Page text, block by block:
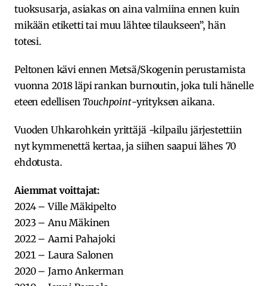
tuoksusarja, asiakas on aina valmiina ennen kuin
mikään etiketti tai muu lähtee tilaukseen”, hän
totesi.
Peltonen kävi ennen Metsä/Skogenin perustamista
vuonna 2018 läpi rankan burnoutin, joka tuli hänelle
eteen edellisen Touchpoint-yrityksen aikana.
Vuoden Uhkarohkein yrittäjä -kilpailu järjestettiin
nyt kymmenettä kertaa, ja siihen saapui lähes 70
ehdotusta.
Aiemmat voittajat:
2024 – Ville Mäkipelto
2023 – Anu Mäkinen
2022 – Aarni Pahajoki
2021 – Laura Salonen
2020 – Jarno Ankerman